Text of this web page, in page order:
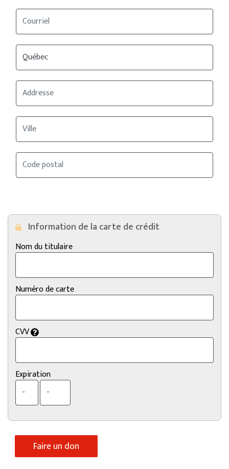
Information de la carte de crédit
Nom du titulaire
Numéro de carte
CVV
Expiration